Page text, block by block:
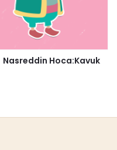
Nasreddin Hoca:Kavuk